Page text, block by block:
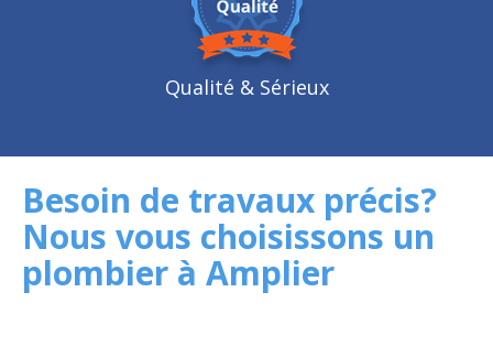
Qualité & Sérieux
Besoin de travaux précis?
Nous vous choisissons un
plombier à Amplier